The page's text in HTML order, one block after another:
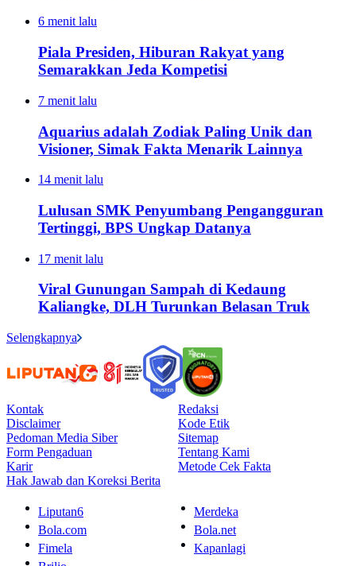
6 menit lalu
Piala Presiden, Hiburan Rakyat yang
Semarakkan Jeda Kompetisi
7 menit lalu
Aquarius adalah Zodiak Paling Unik dan
Visioner, Simak Fakta Menarik Lainnya
14 menit lalu
Lulusan SMK Penyumbang Pengangguran
Tertinggi, BPS Ungkap Datanya
17 menit lalu
Viral Gunungan Sampah di Kedaung
Kaliangke, DLH Turunkan Belasan Truk
Selengkapnya
Kontak
Redaksi
Disclaimer
Kode Etik
Pedoman Media Siber
Sitemap
Form Pengaduan
Tentang Kami
Karir
Metode Cek Fakta
Hak Jawab dan Koreksi Berita
Liputan6
Merdeka
Bola.com
Bola.net
Fimela
Kapanlagi